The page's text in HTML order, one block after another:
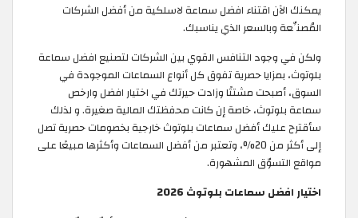
يمكنك الآن اقتناء افضل سماعة لاسلكية من أفضل الشركات
المُصنِّعة وبالسعر الذي يناسبك.
ولكن في وجود التنافس القوي بين الشركات لتصنيع افضل سماعة
بلوتوث، بمزايا حصرية تفوق كل أنواع السماعات الموجودة في
السوق، أصبحت مشتتًا وزادت حيرتك في اختيار افضل وارخص
سماعة بلوتوث، خاصة إن كانت محفظتك المالية صغيرة. و لذلك
سأقترح عليك أفضل سماعات بلوتوث خارجية بخصومات حصرية تصل
إلى أكثر من 20%، وتعتبر من أفضل السماعات وأكثرها مبيعًا على
مواقع التسوّق المشهورة.
اختيار افضل سماعات بلوتوث 2026